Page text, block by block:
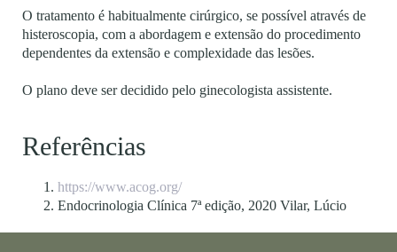
O tratamento é habitualmente cirúrgico, se possível através de
histeroscopia, com a abordagem e extensão do procedimento
dependentes da extensão e complexidade das lesões.
O plano deve ser decidido pelo ginecologista assistente.
Referências
https://www.acog.org/
Endocrinologia Clínica 7ª edição, 2020 Vilar, Lúcio